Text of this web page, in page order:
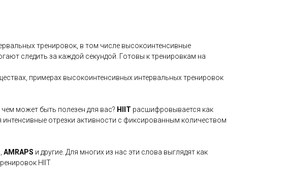
тренировок, в том числе высокоинтенсивные
следить за каждой секундой. Готовы к тренировкам на
примерах высокоинтенсивных интервальных тренировок
может быть полезен для вас? HIIT расшифровывается как
отрезки активности с фиксированным количеством
AMRAPS и другие. Для многих из нас эти слова выглядят как
HIIT